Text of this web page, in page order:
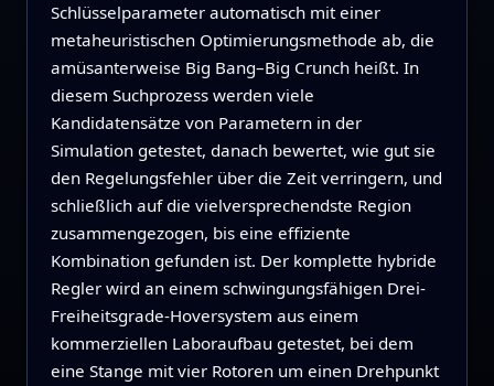
Schlüsselparameter automatisch mit einer
metaheuristischen Optimierungsmethode ab, die
amüsanterweise Big Bang–Big Crunch heißt. In
diesem Suchprozess werden viele
Kandidatensätze von Parametern in der
Simulation getestet, danach bewertet, wie gut sie
den Regelungsfehler über die Zeit verringern, und
schließlich auf die vielversprechendste Region
zusammengezogen, bis eine effiziente
Kombination gefunden ist. Der komplette hybride
Regler wird an einem schwingungsfähigen Drei-
Freiheitsgrade-Hoversystem aus einem
kommerziellen Laboraufbau getestet, bei dem
eine Stange mit vier Rotoren um einen Drehpunkt